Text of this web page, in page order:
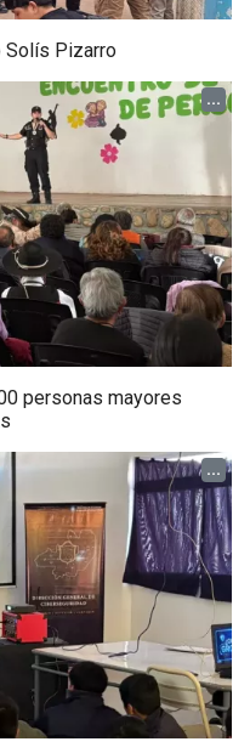
Solís Pizarro
...
personas mayores
...